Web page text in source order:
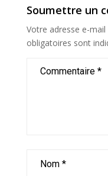
Soumettre un
Votre adresse e-
obligatoires sont